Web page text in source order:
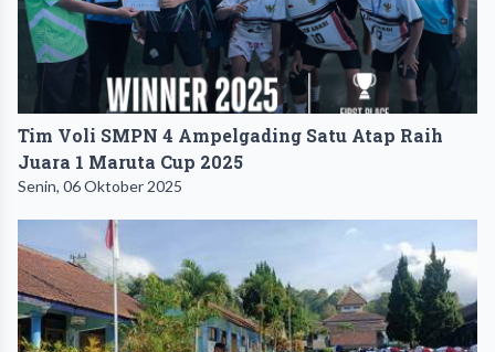
Tim Voli SMPN 4 Ampelgading Satu Atap Raih
Juara 1 Maruta Cup 2025
Senin, 06 Oktober 2025